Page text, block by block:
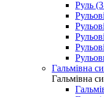
Руль
Гальмівна
Гальмівна